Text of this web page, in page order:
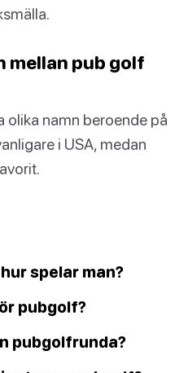
mellan pub golf
olika namn beroende på
i USA, medan
spelar man?
pubgolf?
pubgolfrunda?